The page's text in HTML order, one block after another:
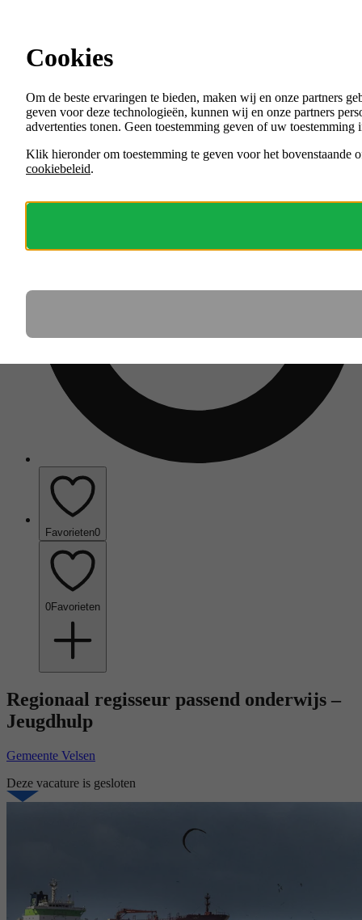
Menu
VACATURES
ORGANISATIES
Favorieten0
0Favorieten
Regionaal regisseur passend onderwijs –
Jeugdhulp
Gemeente Velsen
Deze vacature is gesloten
Cookies
Om de beste ervaringen te bieden, maken wij en onze partners
geven voor deze technologieën, kunnen wij en onze partners
advertenties tonen. Geen toestemming geven of uw
Klik hieronder om toestemming te geven voor het bovenstaande
cookiebeleid.